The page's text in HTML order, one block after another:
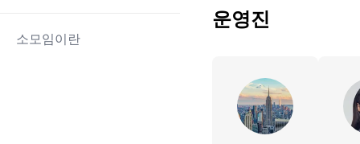
소모임이란
운영진